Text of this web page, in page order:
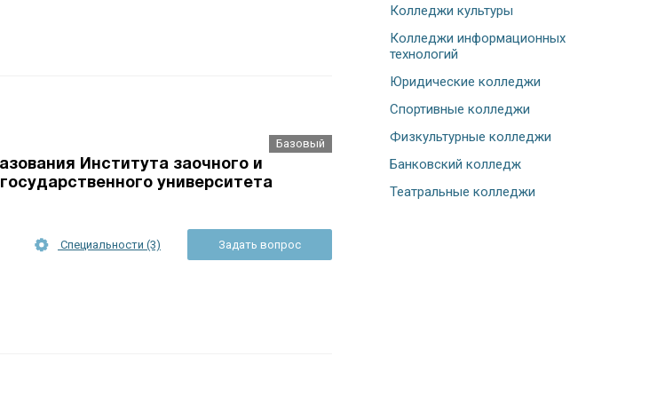
Базовый
Института заочного и
университета
Специальности (3) Задать вопрос
Колледжи культуры
Колледжи информационных
технологий
Юридические колледжи
Спортивные колледжи
Физкультурные колледжи
Банковский колледж
Театральные колледжи